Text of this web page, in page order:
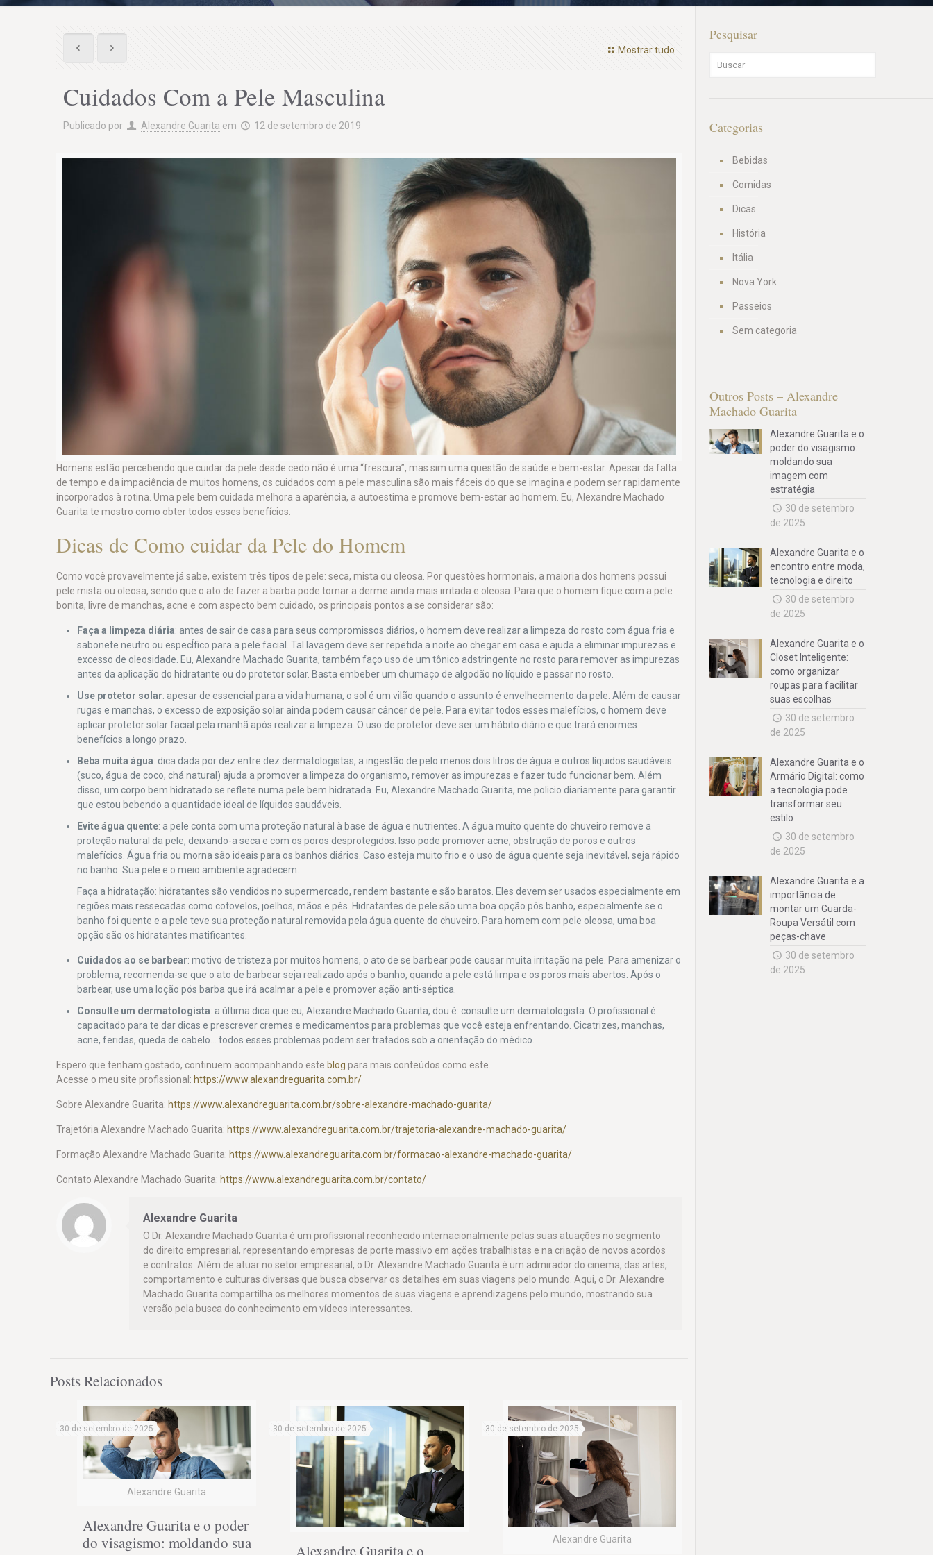
Mostrar tudo
Cuidados Com a Pele Masculina
Publicado por Alexandre Guarita em 12 de setembro de 2019
Homens estão percebendo que cuidar da pele desde cedo não é uma “frescura”, mas sim uma questão de saúde e bem-estar. Apesar da falta
de tempo e da impaciência de muitos homens, os cuidados com a pele masculina são mais fáceis do que se imagina e podem ser rapidamente
incorporados à rotina. Uma pele bem cuidada melhora a aparência, a autoestima e promove bem-estar ao homem. Eu, Alexandre Machado
Guarita te mostro como obter todos esses benefícios.
Dicas de Como cuidar da Pele do Homem
Como você provavelmente já sabe, existem três tipos de pele: seca, mista ou oleosa. Por questões hormonais, a maioria dos homens possui
pele mista ou oleosa, sendo que o ato de fazer a barba pode tornar a derme ainda mais irritada e oleosa. Para que o homem fique com a pele
bonita, livre de manchas, acne e com aspecto bem cuidado, os principais pontos a se considerar são:
Faça a limpeza diária: antes de sair de casa para seus compromissos diários, o homem deve realizar a limpeza do rosto com água fria e
sabonete neutro ou especÍfico para a pele facial. Tal lavagem deve ser repetida a noite ao chegar em casa e ajuda a eliminar impurezas e
excesso de oleosidade. Eu, Alexandre Machado Guarita, também faço uso de um tônico adstringente no rosto para remover as impurezas
antes da aplicação do hidratante ou do protetor solar. Basta embeber um chumaço de algodão no líquido e passar no rosto.
Use protetor solar: apesar de essencial para a vida humana, o sol é um vilão quando o assunto é envelhecimento da pele. Além de causar
rugas e manchas, o excesso de exposição solar ainda podem causar câncer de pele. Para evitar todos esses malefícios, o homem deve
aplicar protetor solar facial pela manhã após realizar a limpeza. O uso de protetor deve ser um hábito diário e que trará enormes
benefícios a longo prazo.
Beba muita água: dica dada por dez entre dez dermatologistas, a ingestão de pelo menos dois litros de água e outros líquidos saudáveis
(suco, água de coco, chá natural) ajuda a promover a limpeza do organismo, remover as impurezas e fazer tudo funcionar bem. Além
disso, um corpo bem hidratado se reflete numa pele bem hidratada. Eu, Alexandre Machado Guarita, me policio diariamente para garantir
que estou bebendo a quantidade ideal de líquidos saudáveis.
Evite água quente: a pele conta com uma proteção natural à base de água e nutrientes. A água muito quente do chuveiro remove a
proteção natural da pele, deixando-a seca e com os poros desprotegidos. Isso pode promover acne, obstrução de poros e outros
malefícios. Água fria ou morna são ideais para os banhos diários. Caso esteja muito frio e o uso de água quente seja inevitável, seja rápido
no banho. Sua pele e o meio ambiente agradecem.
Faça a hidratação: hidratantes são vendidos no supermercado, rendem bastante e são baratos. Eles devem ser usados especialmente em
regiões mais ressecadas como cotovelos, joelhos, mãos e pés. Hidratantes de pele são uma boa opção pós banho, especialmente se o
banho foi quente e a pele teve sua proteção natural removida pela água quente do chuveiro. Para homem com pele oleosa, uma boa
opção são os hidratantes matificantes.
Cuidados ao se barbear: motivo de tristeza por muitos homens, o ato de se barbear pode causar muita irritação na pele. Para amenizar o
problema, recomenda-se que o ato de barbear seja realizado após o banho, quando a pele está limpa e os poros mais abertos. Após o
barbear, use uma loção pós barba que irá acalmar a pele e promover ação anti-séptica.
Consulte um dermatologista: a última dica que eu, Alexandre Machado Guarita, dou é: consulte um dermatologista. O profissional é
capacitado para te dar dicas e prescrever cremes e medicamentos para problemas que você esteja enfrentando. Cicatrizes, manchas,
acne, feridas, queda de cabelo… todos esses problemas podem ser tratados sob a orientação do médico.
Espero que tenham gostado, continuem acompanhando esteblogpara mais conteúdos como este.
Acesse o meu site profissional:https://www.alexandreguarita.com.br/
Sobre Alexandre Guarita:https://www.alexandreguarita.com.br/sobre-alexandre-machado-guarita/
Trajetória Alexandre Machado Guarita:https://www.alexandreguarita.com.br/trajetoria-alexandre-machado-guarita/
Formação Alexandre Machado Guarita:https://www.alexandreguarita.com.br/formacao-alexandre-machado-guarita/
Contato Alexandre Machado Guarita:https://www.alexandreguarita.com.br/contato/
Alexandre Guarita
O Dr. Alexandre Machado Guarita é um profissional reconhecido internacionalmente pelas suas atuações no segmento
do direito empresarial, representando empresas de porte massivo em ações trabalhistas e na criação de novos acordos
e contratos. Além de atuar no setor empresarial, o Dr. Alexandre Machado Guarita é um admirador do cinema, das artes,
comportamento e culturas diversas que busca observar os detalhes em suas viagens pelo mundo. Aqui, o Dr. Alexandre
Machado Guarita compartilha os melhores momentos de suas viagens e aprendizagens pelo mundo, mostrando sua
versão pela busca do conhecimento em vídeos interessantes.
Posts Relacionados
Alexandre Guarita
30 de setembro de 2025
Alexandre Guarita e o poder
do visagismo: moldando sua
30 de setembro de 2025
Alexandre Guarita e o
Alexandre Guarita
30 de setembro de 2025
Pesquisar
Categorias
Bebidas
Comidas
Dicas
História
Itália
Nova York
Passeios
Sem categoria
Outros Posts – Alexandre
Machado Guarita
Alexandre Guarita e o
poder do visagismo:
moldando sua
imagem com
estratégia
30 de setembro
de 2025
Alexandre Guarita e o
encontro entre moda,
tecnologia e direito
30 de setembro
de 2025
Alexandre Guarita e o
Closet Inteligente:
como organizar
roupas para facilitar
suas escolhas
30 de setembro
de 2025
Alexandre Guarita e o
Armário Digital: como
a tecnologia pode
transformar seu
estilo
30 de setembro
de 2025
Alexandre Guarita e a
importância de
montar um Guarda-
Roupa Versátil com
peças-chave
30 de setembro
de 2025